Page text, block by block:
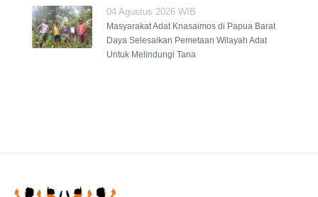
04 Agustus 2026 WIB
Masyarakat Adat Knasaimos di Papua Barat
Daya Selesaikan Pemetaan Wilayah Adat
Untuk Melindungi Tana